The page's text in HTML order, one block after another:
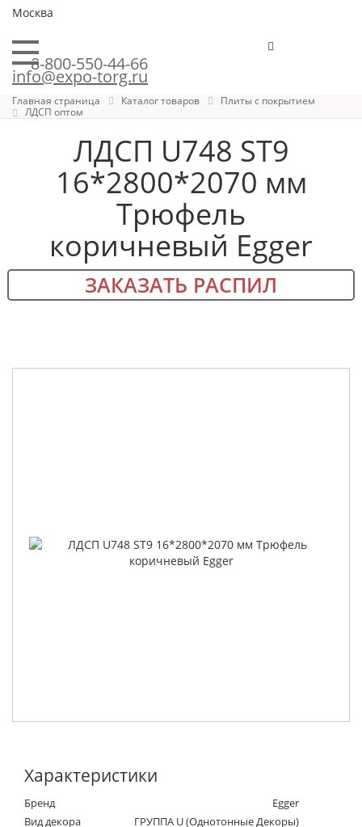
Москва
8-800-550-44-66
info@expo-torg.ru
Главная страница Каталог товаров
Плиты с покрытием
ЛДСП оптом
ЛДСП U748 ST9
16*2800*2070 мм
Трюфель
коричневый Egger
ЗАКАЗАТЬ РАСПИЛ
Характеристики
Бренд
Egger
Вид декора
ГРУППА U (Однотонные Декоры)